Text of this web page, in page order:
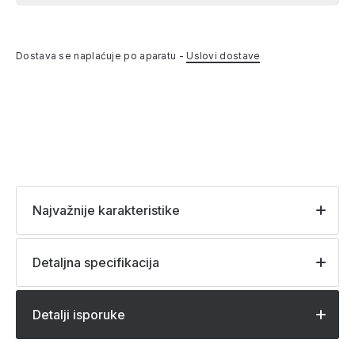
Dostava se naplaćuje po aparatu -Uslovi dostave
Najvažnije karakteristike
Detaljna specifikacija
Detalji isporuke